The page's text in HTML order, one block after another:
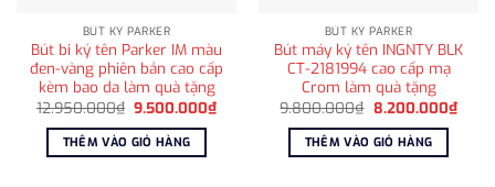
BÚT KÝ PARKER
Bút bi ký tên Parker IM màu
đen-vàng phiên bản cao cấp
kèm bao da làm quà tặng
12.950.000₫ Giá
là:
12.950.000₫.
9.500.000₫Giá
hiện
9.500.000₫.
THÊM VÀO GIỎ HÀNG
BÚT KÝ PARKER
Bút máy ký tên INGNTY BLK
CT-2181994 cao cấp mạ
Crom làm quà tặng
9.800.000₫ Giá
là:
9.800.000₫.
8.200.000₫Giá
hiện
THÊM VÀO GIỎ HÀNG